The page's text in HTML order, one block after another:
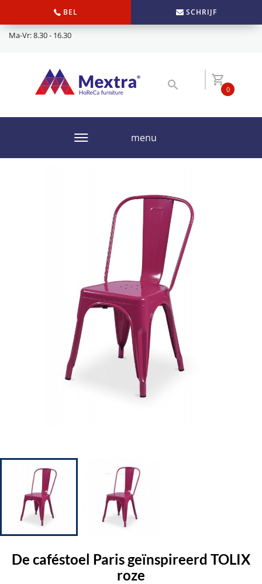
BEL SCHRIJF
Ma-Vr: 8.30 - 16.30
0
menu
De caféstoel Paris geïnspireerd TOLIX
roze